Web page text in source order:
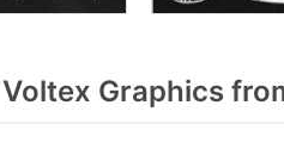
Graphics